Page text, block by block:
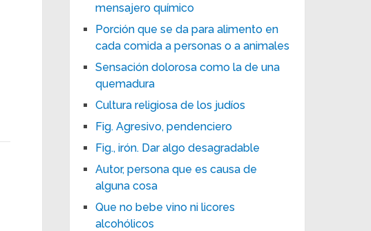
mensajero químico
Porción que se da para alimento en
cada comida a personas o a animales
Sensación dolorosa como la de una
quemadura
Cultura religiosa de los judíos
Fig. Agresivo, pendenciero
Fig., irón. Dar algo desagradable
Autor, persona que es causa de
alguna cosa
Que no bebe vino ni licores
alcohólicos